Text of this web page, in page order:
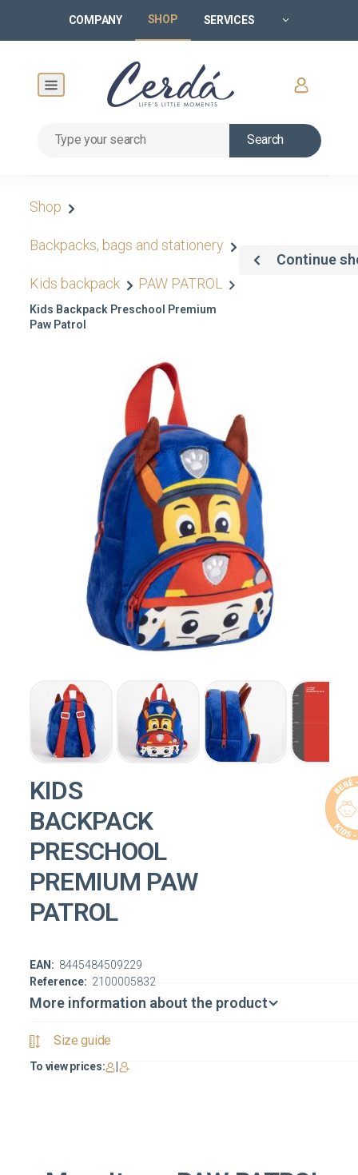
COMPANY SHOP SERVICES
Search
Shop
Backpacks, bags and stationery
Kids backpack PAW PATROL
Kids Backpack Preschool Premium
Paw Patrol
Continue
KIDS
BACKPACK
PRESCHOOL
PREMIUM PAW
PATROL
Reference: 2100005832
EAN: 8445484509229
More information about the product
Size guide
To view prices: